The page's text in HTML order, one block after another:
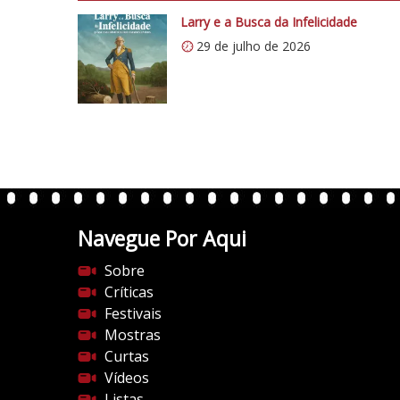
:
/
/
i
p
c
m
/
v
e
r
t
Larry e a Busca da Infelicidade
29 de julho de 2026
Navegue Por Aqui
Sobre
Críticas
Festivais
Mostras
Curtas
Vídeos